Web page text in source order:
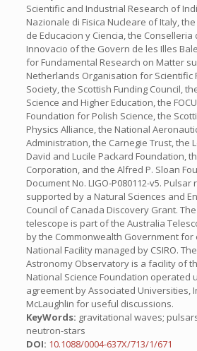
Scientific and Industrial Research of
Nazionale di Fisica Nucleare of Italy,
de Educacion y Ciencia, the Conselleria
Innovacio of the Govern de les Illes
for Fundamental Research on Matter
Netherlands Organisation for Scientific
Society, the Scottish Funding Council,
Science and Higher Education, the
Foundation for Polish Science, the
Physics Alliance, the National
Administration, the Carnegie Trust, the
David and Lucile Packard Foundation,
Corporation, and the Alfred P. Sloan
Document No. LIGO-P080112-v5. Pulsar
supported by a Natural Sciences and
Council of Canada Discovery Grant.
telescope is part of the Australia
by the Commonwealth Government for
National Facility managed by CSIRO.
Astronomy Observatory is a facility of
National Science Foundation operated
agreement by Associated Universities,
McLaughlin for useful discussions.
KeyWords: gravitational waves;
neutron-stars
DOI: 10.1088/0004-637X/713/1/671